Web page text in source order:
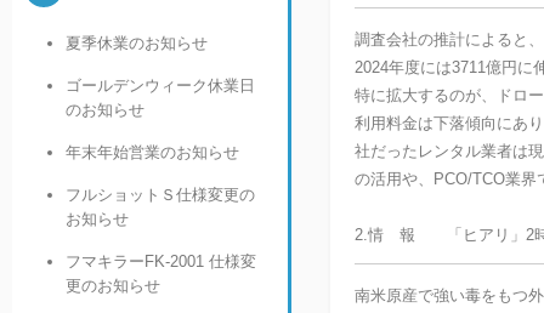
調査会社の推計によると
2024年度には3711億円に
特に拡大するのが、ドロ
利用料金は下落傾向にあ
社だったレンタル業者は
の活用や、PCO/TCO業界
2.情 報 「ヒアリ」2時
南米原産で強い毒をもつ
夏季休業のお知らせ
ゴールデンウィーク休業日
のお知らせ
年末年始営業のお知らせ
フルショットＳ仕様変更の
お知らせ
フマキラーFK-2001 仕様変
更のお知らせ